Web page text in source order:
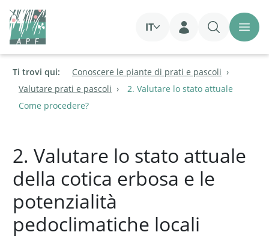
IT
Login
Ti trovi qui:
Conoscere le piante di prati e pascoli
Valutare prati e pascoli
2. Valutare lo stato attuale
Come procedere?
2. Valutare lo stato attuale
della cotica erbosa e le
potenzialità
pedoclimatiche locali